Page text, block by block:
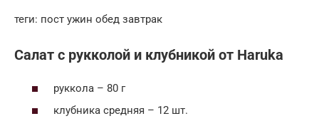
теги: пост ужин обед завтрак
Салат с рукколой и клубникой от Haruka
руккола – 80 г
клубника средняя – 12 шт.